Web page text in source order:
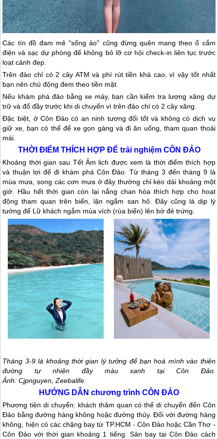
Các tín đồ đam mê "sống ảo" cũng đừng quên mang theo ổ cắm
điện và sạc dự phòng để không bỏ lỡ cơ hội check-in liên tục trước
loạt cảnh đẹp.
Trên đảo chỉ có 2 cây ATM và phí rút tiền khá cao, vì vậy tốt nhất
bạn nên chủ động đem theo tiền mặt.
Nếu khám phá đảo bằng xe máy, bạn cần kiểm tra lượng xăng dự
trữ và đổ đầy trước khi di chuyển vì trên đảo chỉ có 2 cây xăng.
Đặc biệt, ởCôn Đảocó an ninh tương đối tốt và không có dịch vụ
giữ xe, bạn có thể để xe gọn gàng và đi ăn uống, tham quan thoải
mái.
THỜI ĐIỂM THÍCH HỢP ĐỂ trải nghiệm CÔN ĐẢO
Khoảng thời gian sau Tết Âm lịch được xem là thời điểm thích hợp
và thuận lợi để đi khám phá Côn Đảo . Từ tháng 3 đến tháng 9 là
mùa mưa, song các cơn mưa ở đây thường chỉ kéo dài khoảng một
giờ. Hầu hết thời gian còn lại nắng chan hòa thích hợp cho hoạt
động tham quan trên biển, lặn ngắm san hô. Đây cũng là dịp lý
tưởng để Lữ khách ngắm mùa vích (rùa biển) lên bờ đẻ trứng.
Tháng 3-9 là khoảng thời gian lý tưởng để bạn hoà mình vào thiên
đường tự nhiên đầy màu xanh tạiCôn Đảo.
Ảnh: Cjpnguyen, Zeebalife.
HƯỚNG DẪN chương trình CÔN ĐẢO
Phương tiện di chuyển: khách thăm quan có thể di chuyển đến Côn
Đảo bằng đường hàng không hoặc đường thủy. Đối với đường hàng
không, hiện có các chặng bay từ TP.HCM - Côn Đảohoặc Cần Thơ -
Côn Đảovới thời gian khoảng 1 tiếng. Sân bay tạiCôn Đảo cách